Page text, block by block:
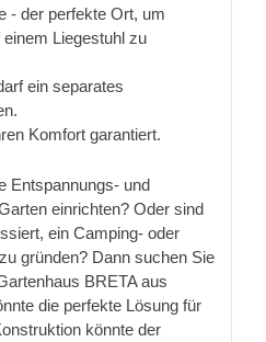
- der perfekte Ort, um
Liegestuhl zu
ein separates
Komfort garantiert.
Entspannungs- und
einrichten? Oder sind
ein Camping- oder
gründen? Dann suchen Sie
BRETA aus
die perfekte Lösung für
könnte der